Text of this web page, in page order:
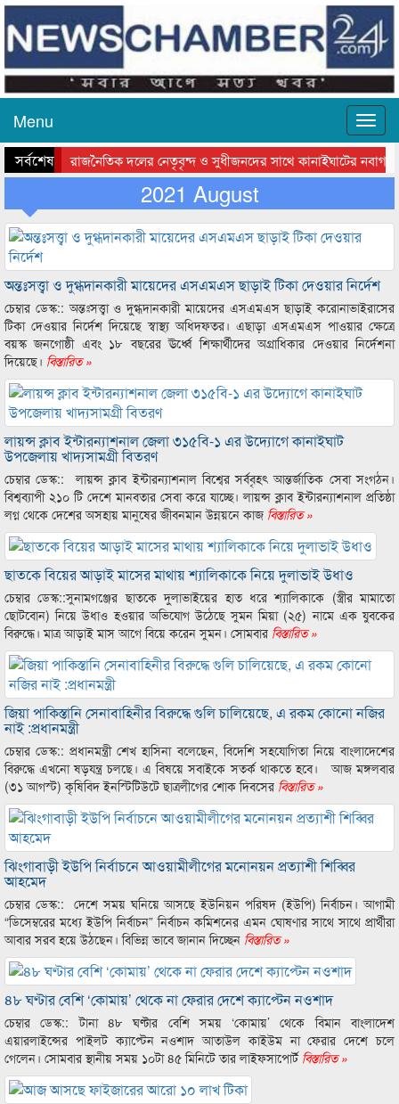
Menu
সর্বশেষরাজনৈতিক দলের নেতৃবৃন্দ ও সুধীজনদের সাথে কানাইঘাটের নবাগত
সিলেটে বাংলাদেশ গ্রুপ থিয়েটার ফেডারেশানের বিভাগীয় অভিনয়
2021 August
অন্তঃসত্ত্বা ও দুগ্ধদানকারী মায়েদের এসএমএস ছাড়াই টিকা দেওয়ার নির্দেশ
চেম্বার ডেস্ক:: অন্তঃসত্ত্বা ও দুগ্ধদানকারী মায়েদের এসএমএস ছাড়াই করোনাভাইরাসের
টিকা দেওয়ার নির্দেশ দিয়েছে স্বাস্থ্য অধিদফতর। এছাড়া এসএমএস পাওয়ার ক্ষেত্রে
বয়স্ক জনগোষ্ঠী এবং ১৮ বছরের ঊর্ধ্বে শিক্ষার্থীদের অগ্রাধিকার দেওয়ার নির্দেশনা
দিয়েছে। বিস্তারিত »
লায়ন্স ক্লাব ইন্টারন্যাশনাল জেলা ৩১৫বি-১ এর উদ্যোগে কানাইঘাট
উপজেলায় খাদ্যসামগ্রী বিতরণ
চেম্বার ডেস্ক:: লায়ন্স ক্লাব ইন্টারন্যাশনাল বিশ্বের সর্ববৃহৎ আন্তর্জাতিক সেবা সংগঠন।
বিশ্বব্যাপী ২১০ টি দেশে মানবতার সেবা করে যাচ্ছে। লায়ন্স ক্লাব ইন্টারন্যাশনাল প্রতিষ্ঠা
লগ্ন থেকে দেশের অসহায় মানুষের জীবনমান উন্নয়নে কাজ বিস্তারিত »
ছাতকে বিয়ের আড়াই মাসের মাথায় শ্যালিকাকে নিয়ে দুলাভাই উধাও
চেম্বার ডেস্ক::সুনামগঞ্জের ছাতকে দুলাভাইয়ের হাত ধরে শ্যালিকাকে (স্ত্রীর মামাতো
ছোটবোন) নিয়ে উধাও হওয়ার অভিযোগ উঠেছে সুমন মিয়া (২৫) নামে এক যুবকের
বিরুদ্ধে। মাত্র আড়াই মাস আগে বিয়ে করেন সুমন। সোমবার বিস্তারিত »
জিয়া পাকিস্তানি সেনাবাহিনীর বিরুদ্ধে গুলি চালিয়েছে, এ রকম কোনো নজির
নাই :প্রধানমন্ত্রী
চেম্বার ডেস্ক:: প্রধানমন্ত্রী শেখ হাসিনা বলেছেন, বিদেশি সহযোগিতা নিয়ে বাংলাদেশের
বিরুদ্ধে এখনো ষড়যন্ত্র চলছে। এ বিষয়ে সবাইকে সতর্ক থাকতে হবে। আজ মঙ্গলবার
(৩১ আগস্ট) কৃষিবিদ ইনস্টিটিউটে ছাত্রলীগের শোক দিবসের বিস্তারিত »
ঝিংগাবাড়ী ইউপি নির্বাচনে আওয়ামীলীগের মনোনয়ন প্রত্যাশী শিব্বির
আহমেদ
চেম্বার ডেস্ক:: দেশে সময় ঘনিয়ে আসছে ইউনিয়ন পরিষদ (ইউপি) নির্বাচন। আগামী
“ডিসেম্বরের মধ্যে ইউপি নির্বাচন” নির্বাচন কমিশনের এমন ঘোষণার সাথে সাথে প্রার্থীরা
আবার সরব হয়ে উঠছেন। বিভিন্ন ভাবে জানান দিচ্ছেন বিস্তারিত »
৪৮ ঘণ্টার বেশি ‘কোমায়’ থেকে না ফেরার দেশে ক্যাপ্টেন নওশাদ
চেম্বার ডেস্ক:: টানা ৪৮ ঘণ্টার বেশি সময় ‘কোমায়’ থেকে বিমান বাংলাদেশ
এয়ারলাইন্সের পাইলট ক্যাপ্টেন নওশাদ আতাউল কাইউম না ফেরার দেশে চলে
গেলেন। সোমবার স্থানীয় সময় ১০টা ৪৫ মিনিটে তার লাইফসাপোর্টবিস্তারিত »